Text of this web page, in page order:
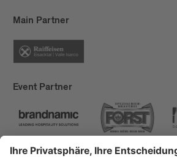
Main Partner
Event Partner